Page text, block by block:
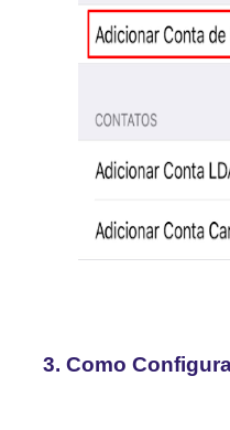
3. Como